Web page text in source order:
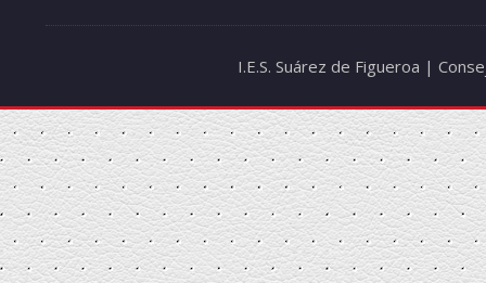
I.E.S. Suárez de Figueroa |